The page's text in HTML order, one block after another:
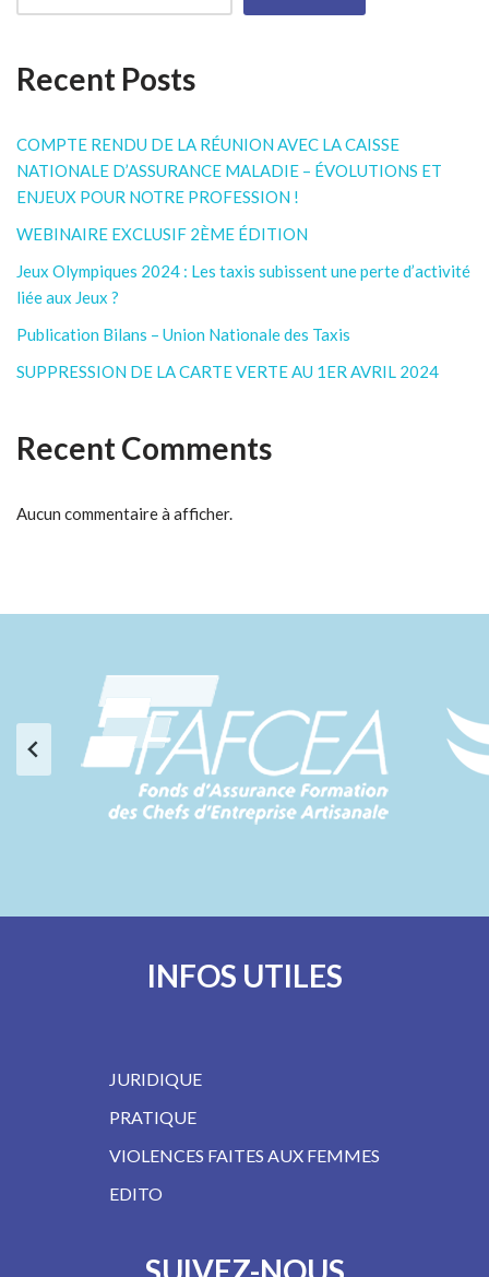
Recent Posts
COMPTE RENDU DE LA RÉUNION AVEC LA CAISSE
NATIONALE D’ASSURANCE MALADIE – ÉVOLUTIONS ET
ENJEUX POUR NOTRE PROFESSION !
WEBINAIRE EXCLUSIF 2ÈME ÉDITION
Jeux Olympiques 2024 : Les taxis subissent une perte d’activité
liée aux Jeux ?
Publication Bilans – Union Nationale des Taxis
SUPPRESSION DE LA CARTE VERTE AU 1ER AVRIL 2024
Recent Comments
Aucun commentaire à afficher.
INFOS UTILES
JURIDIQUE
PRATIQUE
VIOLENCES FAITES AUX FEMMES
EDITO